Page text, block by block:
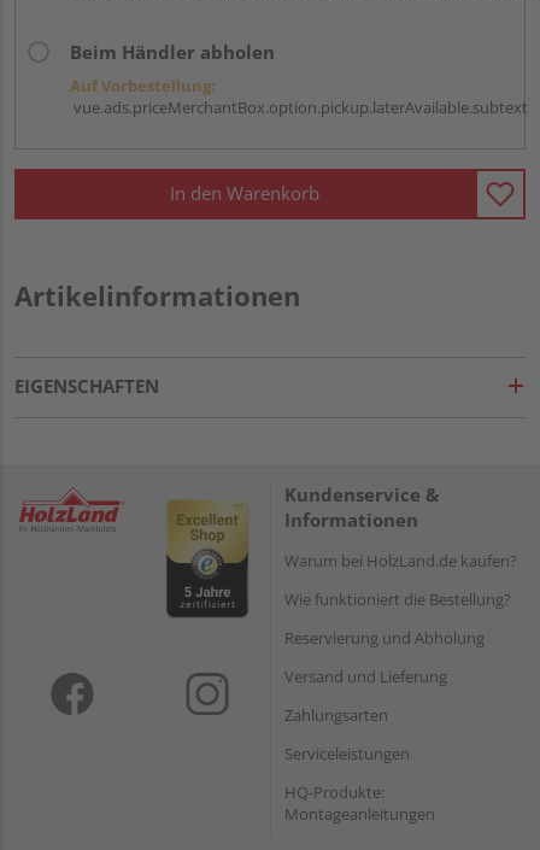
Beim Händler abholen
Auf Vorbestellung:
vue.ads.priceMerchantBox.option.pickup.laterAvailable.subtext
In den Warenkorb
Artikelinformationen
EIGENSCHAFTEN
Kundenservice &
Informationen
Warum bei HolzLand.de kaufen?
Wie funktioniert die Bestellung?
Reservierung und Abholung
Versand und Lieferung
Zahlungsarten
Serviceleistungen
HQ-Produkte:
Montageanleitungen